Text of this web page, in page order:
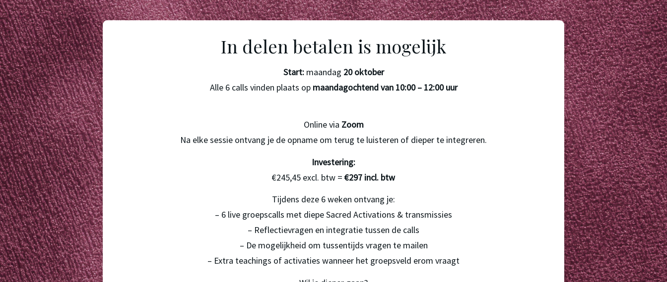
In delen betalen is mogelijk
Start: maandag 20 oktober
Alle 6 calls vinden plaats op maandagochtend van 10:00 – 12:00 uur
Online via Zoom
Na elke sessie ontvang je de opname om terug te luisteren of dieper te integreren.
Investering:
€245,45 excl. btw = €297 incl. btw
Tijdens deze 6 weken ontvang je:
– 6 live groepscalls met diepe Sacred Activations & transmissies
– Reflectievragen en integratie tussen de calls
– De mogelijkheid om tussentijds vragen te mailen
– Extra teachings of activaties wanneer het groepsveld erom vraagt